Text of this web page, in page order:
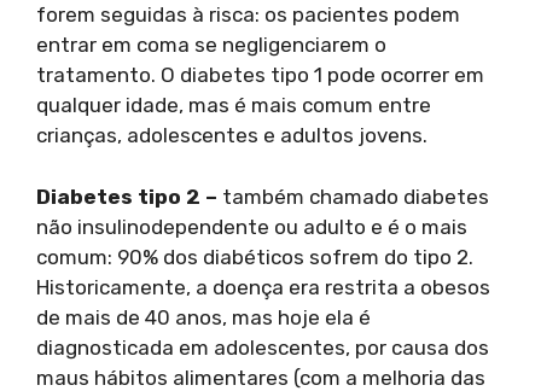
forem seguidas à risca: os pacientes podem
entrar em coma se negligenciarem o
tratamento. O diabetes tipo 1 pode ocorrer em
qualquer idade, mas é mais comum entre
crianças, adolescentes e adultos jovens.
Diabetes tipo 2 – também chamado diabetes
não insulinodependente ou adulto e é o mais
comum: 90% dos diabéticos sofrem do tipo 2.
Historicamente, a doença era restrita a obesos
de mais de 40 anos, mas hoje ela é
diagnosticada em adolescentes, por causa dos
maus hábitos alimentares (com a melhoria das